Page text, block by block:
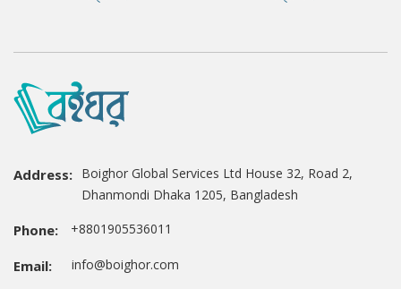
Address: Boighor Global Services Ltd House 32, Road 2,
Dhanmondi Dhaka 1205, Bangladesh
Phone: +8801905536011
Email: info@boighor.com